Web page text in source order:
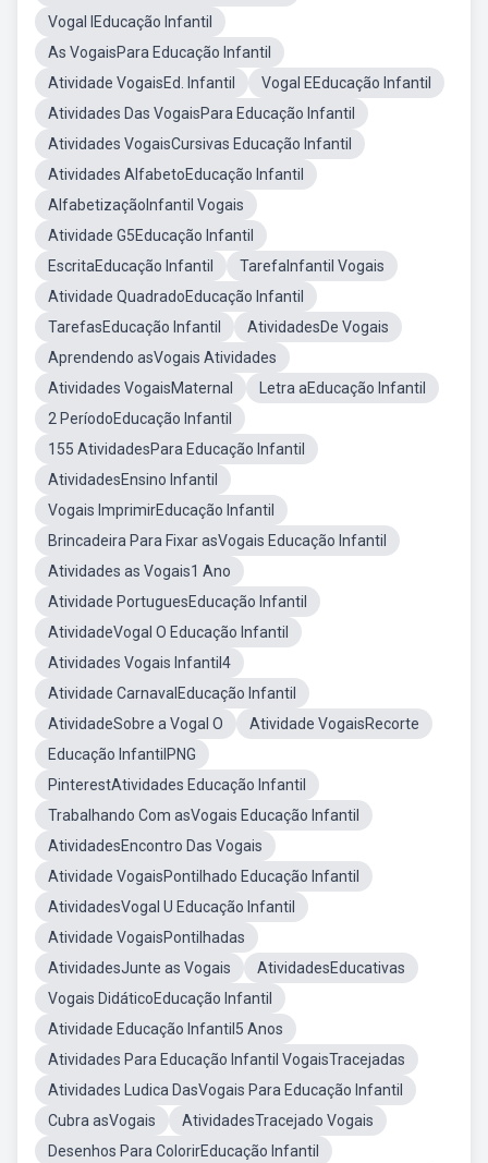
Vogal IEducação Infantil
As VogaisPara Educação Infantil
Atividade VogaisEd. Infantil
Vogal EEducação Infantil
Atividades Das VogaisPara Educação Infantil
Atividades VogaisCursivas Educação Infantil
Atividades AlfabetoEducação Infantil
AlfabetizaçãoInfantil Vogais
Atividade G5Educação Infantil
EscritaEducação Infantil
TarefaInfantil Vogais
Atividade QuadradoEducação Infantil
TarefasEducação Infantil
AtividadesDe Vogais
Aprendendo asVogais Atividades
Atividades VogaisMaternal
Letra aEducação Infantil
2 PeríodoEducação Infantil
155 AtividadesPara Educação Infantil
AtividadesEnsino Infantil
Vogais ImprimirEducação Infantil
Brincadeira Para Fixar asVogais Educação Infantil
Atividades as Vogais1 Ano
Atividade PortuguesEducação Infantil
AtividadeVogal O Educação Infantil
Atividades Vogais Infantil4
Atividade CarnavalEducação Infantil
AtividadeSobre a Vogal O
Atividade VogaisRecorte
Educação InfantilPNG
PinterestAtividades Educação Infantil
Trabalhando Com asVogais Educação Infantil
AtividadesEncontro Das Vogais
Atividade VogaisPontilhado Educação Infantil
AtividadesVogal U Educação Infantil
Atividade VogaisPontilhadas
AtividadesJunte as Vogais
AtividadesEducativas
Vogais DidáticoEducação Infantil
Atividade Educação Infantil5 Anos
Atividades Para Educação Infantil VogaisTracejadas
Atividades Ludica DasVogais Para Educação Infantil
Cubra asVogais
AtividadesTracejado Vogais
Desenhos Para ColorirEducação Infantil